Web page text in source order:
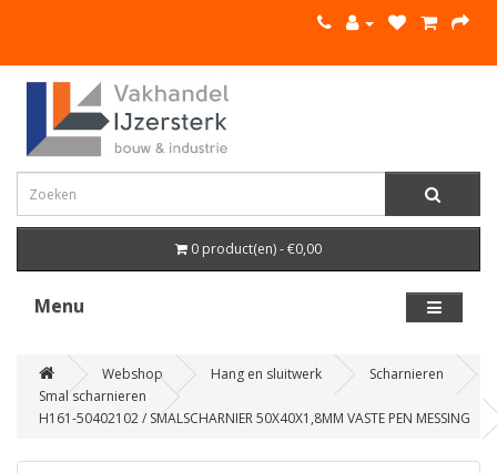
0 product(en) - €0,00
Menu
Webshop Hang en sluitwerk
Scharnieren
Smal scharnieren
H161-50402102 / SMALSCHARNIER 50X40X1,8MM VASTE PEN MESSING